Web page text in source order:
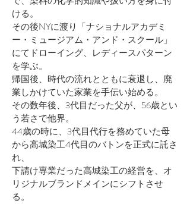
ける。
その後NYに渡り「ナショナルアカデミ
ー・ミュージアム・アンド・スクール」
にてドローイング、レディースパターン
を学ぶ。
帰国後、時代の流れとともに衰退し、廃
業しかけていた家業を手伝い始める。
その数年後、3代目だった父が、56歳とい
う若さで他界。
44歳の時に、3代目代行を務めていた母
から高城染工4代目のバトンを正式に託さ
れ、
下請け専業だった高城染工の経営を、オ
リジナルブランドメインにシフトさせ
る。